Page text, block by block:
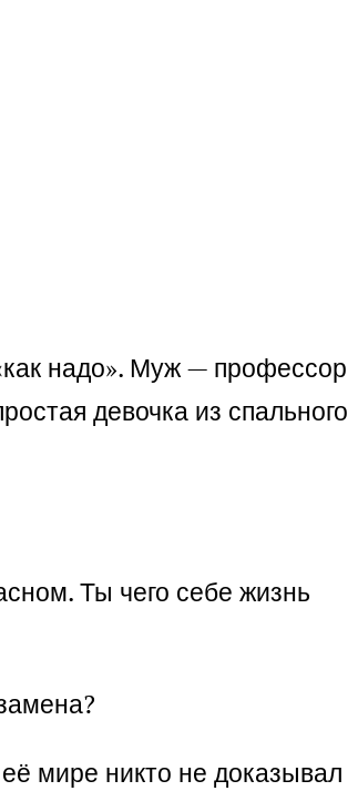
надо». Муж — профессор
девочка из спального
Ты чего себе жизнь
мире никто не доказывал